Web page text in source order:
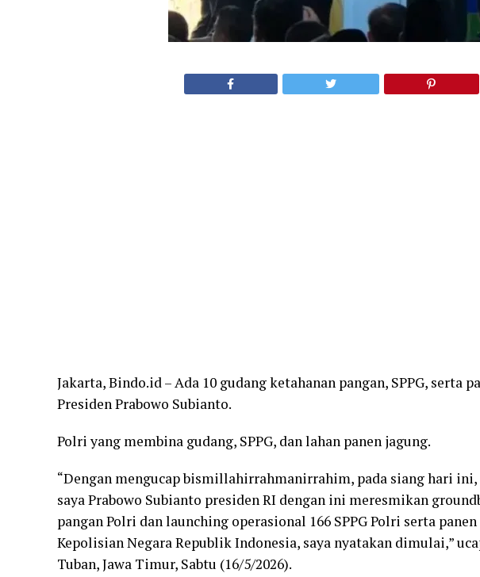
Jakarta, Bindo.id – Ada 10 gudang ketahanan pangan, SPPG, serta
Presiden Prabowo Subianto.
Polri yang membina gudang, SPPG, dan lahan panen jagung.
“Dengan mengucap bismillahirrahmanirrahim, pada siang hari ini,
saya Prabowo Subianto presiden RI dengan ini meresmikan
pangan Polri dan launching operasional 166 SPPG Polri serta
Kepolisian Negara Republik Indonesia, saya nyatakan dimulai,”
Tuban, Jawa Timur, Sabtu (16/5/2026).